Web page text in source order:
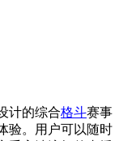
计的综合格斗赛事
验。用户可以随时